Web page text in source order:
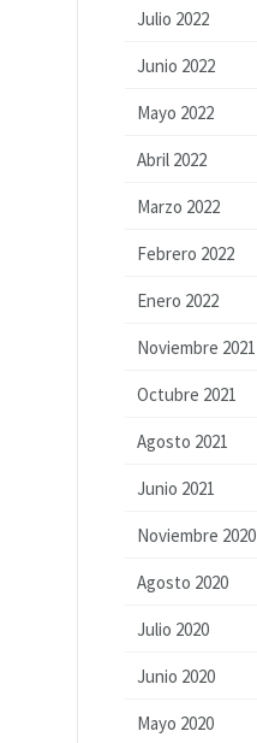
Julio 2022
Junio 2022
Mayo 2022
Abril 2022
Marzo 2022
Febrero 2022
Enero 2022
Noviembre 2021
Octubre 2021
Agosto 2021
Junio 2021
Noviembre 2020
Agosto 2020
Julio 2020
Junio 2020
Mayo 2020